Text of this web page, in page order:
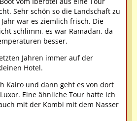
Sehr schön so die Landschaft zu
war es ziemlich frisch. Die
schlimm, es war Ramadan, da
besser.
Jahren immer auf der
Hotel.
Kairo und dann geht es von dort
Eine ähnliche Tour hatte ich
mit der Kombi mit dem Nasser